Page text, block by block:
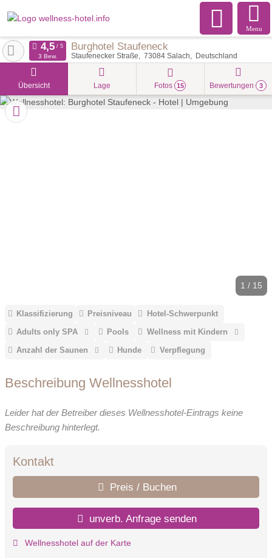
Menu
Burghotel Staufeneck
Staufenecker Straße 73084 Salach Deutschland
3 Bew.
Übersicht Lage Fotos 15 Bewertungen 3
1 / 15
Klassifizierung Preisniveau
Hotel-Schwerpunkt
Adults only SPA
Pools
Wellness mit Kindern
Anzahl der Saunen
Hunde Verpflegung
Beschreibung Wellnesshotel
Leider hat der Betreiber dieses Wellnesshotel-Eintrags keine
Beschreibung hinterlegt.
Kontakt
Preis / Buchen
unverb. Anfrage senden
Wellnesshotel auf der Karte